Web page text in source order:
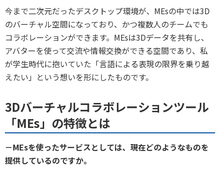
今まで二次元だったデスクトップ環境が、MEsの中では3D
のバーチャル空間になっており、かつ複数人のチームでも
コラボレーションができます。MEsは3Dデータを共有し、
アバターを使って交流や情報交換ができる空間であり、私
が学生時代に抱いていた「言語による表現の限界を乗り越
えたい」という想いを形にしたものです。
3Dバーチャルコラボレーションツール
「MEs」の特徴とは
－MEsを使ったサービスとしては、現在どのようなものを
提供しているのですか。